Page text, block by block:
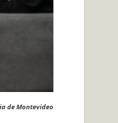
de Montevideo